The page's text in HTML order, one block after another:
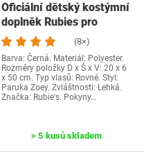
Oficiální dětský kostýmní
doplněk Rubies pro
Netflix,…
(8×)
Barva: Černá. Materiál: Polyester.
Rozměry položky D x Š x V: 20 x 6
x 50 cm. Typ vlasů: Rovné. Styl:
Paruka Zoey. Zvláštnosti: Lehká.
Značka: Rubie's. Pokyny…
> 5 kusů skladem